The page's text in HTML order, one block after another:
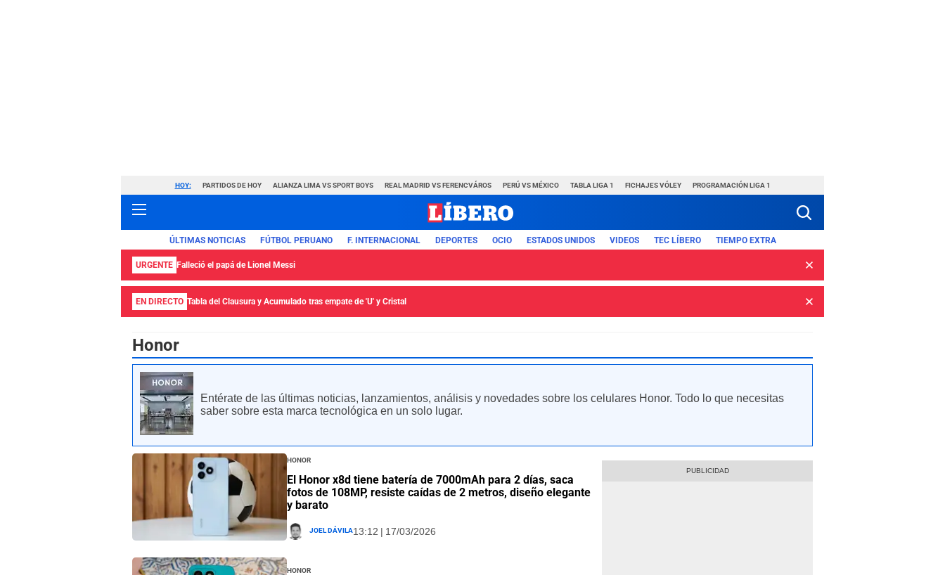
HOY: PARTIDOS DE HOY ALIANZA LIMA VS SPORT BOYS REAL MADRID VS FERENCVÁROS PERÚ VS MÉXICO TABLA LIGA 1 FICHAJES VÓLEY PROGRAMACIÓN LIGA 1
ÚLTIMAS NOTICIAS FÚTBOL PERUANO F. INTERNACIONAL DEPORTES OCIO ESTADOS UNIDOS VIDEOS TEC LÍBERO TIEMPO EXTRA
URGENTE Falleció el papá de Lionel Messi
EN DIRECTO Tabla del Clausura y Acumulado tras empate de 'U' y Cristal
Honor
Entérate de las últimas noticias, lanzamientos, análisis y novedades sobre los celulares Honor. Todo lo que necesitas
saber sobre esta marca tecnológica en un solo lugar.
Honor
El Honor x8d tiene batería de 7000mAh para 2 días, saca
fotos de 108MP, resiste caídas de 2 metros, diseño elegante
y barato
Joel Dávila13:12 | 17/03/2026
Honor